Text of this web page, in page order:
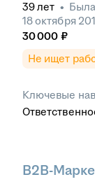
39лет • Была
18 октября
30 000 ₽
Не ищет
Ключевые
B2B-